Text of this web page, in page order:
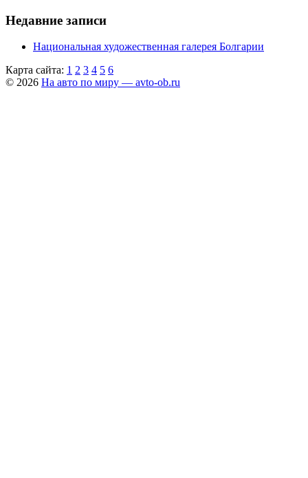
Недавние записи
Национальная художественная галерея Болгарии
Карта сайта: 1 2 3 4 5 6
© 2026 На авто по миру — avto-ob.ru